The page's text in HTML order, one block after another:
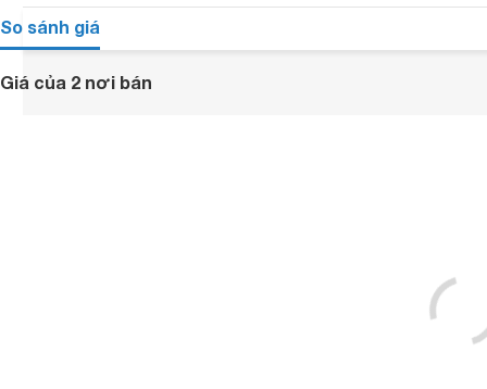
So sánh giá
Giá của 2 nơi bán